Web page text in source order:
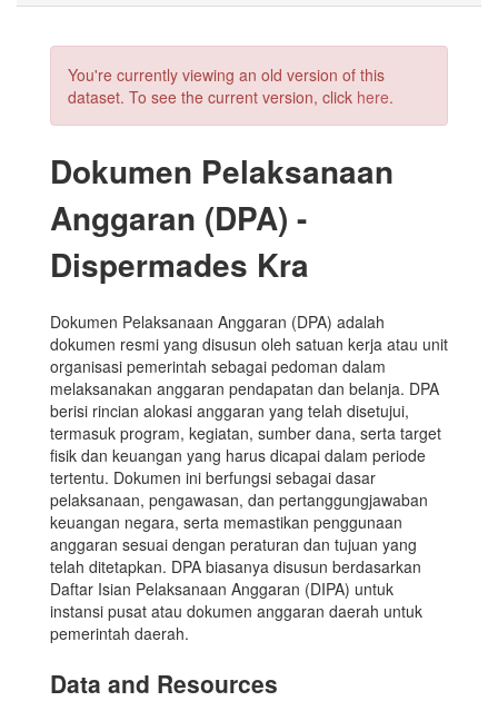
You're currently viewing an old version of this
dataset. To see the current version, click here.
Dokumen Pelaksanaan
Anggaran (DPA) -
Dispermades Kra
Dokumen Pelaksanaan Anggaran (DPA) adalah
dokumen resmi yang disusun oleh satuan kerja atau unit
organisasi pemerintah sebagai pedoman dalam
melaksanakan anggaran pendapatan dan belanja. DPA
berisi rincian alokasi anggaran yang telah disetujui,
termasuk program, kegiatan, sumber dana, serta target
fisik dan keuangan yang harus dicapai dalam periode
tertentu. Dokumen ini berfungsi sebagai dasar
pelaksanaan, pengawasan, dan pertanggungjawaban
keuangan negara, serta memastikan penggunaan
anggaran sesuai dengan peraturan dan tujuan yang
telah ditetapkan. DPA biasanya disusun berdasarkan
Daftar Isian Pelaksanaan Anggaran (DIPA) untuk
instansi pusat atau dokumen anggaran daerah untuk
pemerintah daerah.
Data and Resources